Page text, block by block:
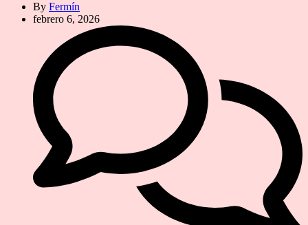
By Fermín
febrero 6, 2026